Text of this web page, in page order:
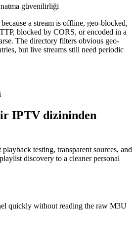
güvenilirliği
a stream is offline, geo-blocked,
blocked by CORS, or encoded in a
The directory filters obvious geo-
but live streams still need periodic
IPTV dizininden
testing, transparent sources, and
discovery to a cleaner personal
quickly without reading the raw M3U